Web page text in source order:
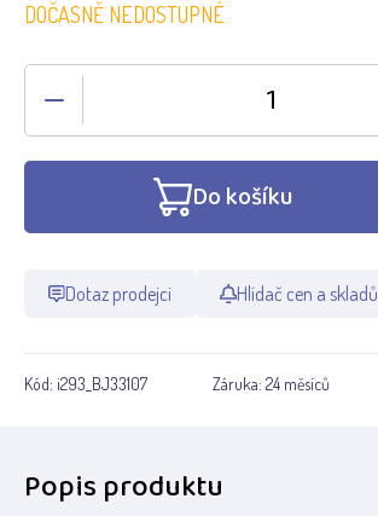
DOČASNĚ NEDOSTUPNÉ
Do košíku
Dotaz prodejci Hlídač cen a skladů
Kód: i293_BJ33107 Záruka: 24 měsíců
Popis produktu